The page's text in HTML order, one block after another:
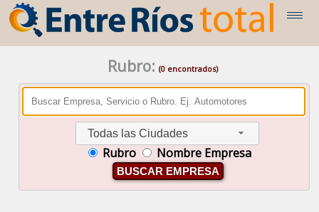
Rubro: (0 encontrados)
Todas las Ciudades
Rubro Nombre Empresa
BUSCAR EMPRESA